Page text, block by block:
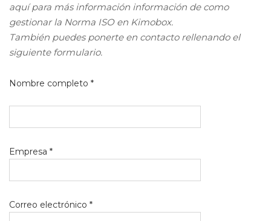
aquí para más información información de como
gestionar la Norma ISO en Kimobox.
También puedes ponerte en contacto rellenando el
siguiente formulario.
Nombre completo *
Empresa *
Correo electrónico *